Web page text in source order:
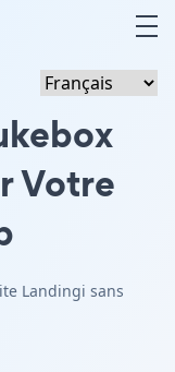
Votre
Landingi sans